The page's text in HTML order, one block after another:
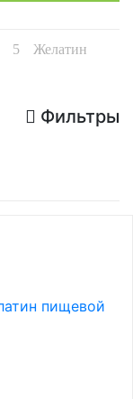
Желатин
Фильтры